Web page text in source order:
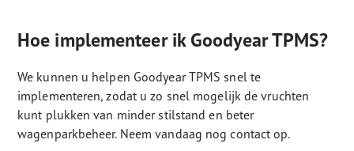
Hoe implementeer ik Goodyear TPMS?
We kunnen u helpen Goodyear TPMS snel te
implementeren, zodat u zo snel mogelijk de vruchten
kunt plukken van minder stilstand en beter
wagenparkbeheer. Neem vandaag nog contact op.